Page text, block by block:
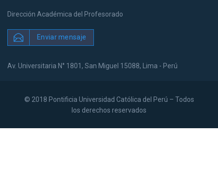
Dirección Académica del Profesorado
Enviar mensaje
Av. Universitaria N° 1801, San Miguel 15088, Lima - Perú
© 2018 Pontificia Universidad Católica del Perú – Todos
los derechos reservados